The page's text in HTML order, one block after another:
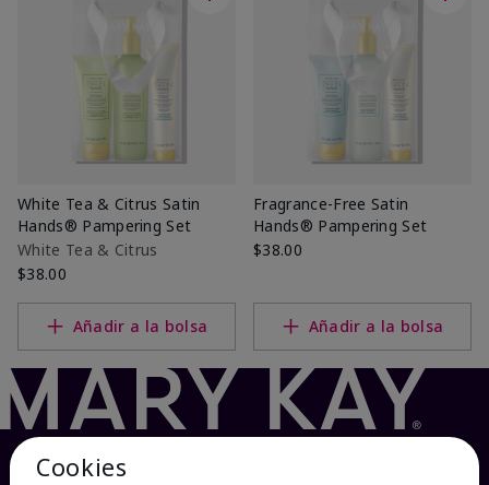
White Tea & Citrus Satin
Hands® Pampering Set
White Tea & Citrus
$38.00
Añadir a la bolsa
Fragrance-Free Satin
Hands® Pampering Set
$38.00
Añadir a la bolsa
Cookies